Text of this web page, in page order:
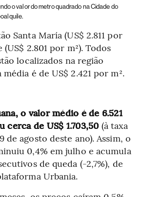
o valor do metro quadrado na Cidade do
Santa María (US$ 2.811 por
(US$ 2.801 por m²). Todos
localizados na região
é de US$ 2.421 por m².
o valor médio é de 6.521
cerca de US$ 1.703,50 (à taxa
de agosto deste ano). Assim, o
0,4% em julho e acumula
de queda (-2,7%), de
Urbania.